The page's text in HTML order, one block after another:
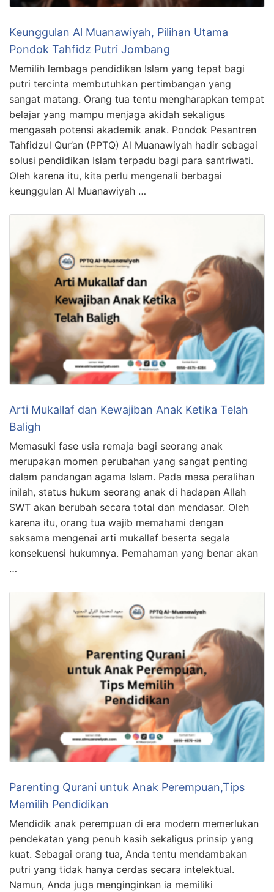
Keunggulan Al Muanawiyah, Pilihan Utama
Pondok Tahfidz Putri Jombang
Memilih lembaga pendidikan Islam yang tepat bagi
putri tercinta membutuhkan pertimbangan yang
sangat matang. Orang tua tentu mengharapkan tempat
belajar yang mampu menjaga akidah sekaligus
mengasah potensi akademik anak. Pondok Pesantren
Tahfidzul Qur’an (PPTQ) Al Muanawiyah hadir sebagai
solusi pendidikan Islam terpadu bagi para santriwati.
Oleh karena itu, kita perlu mengenali berbagai
keunggulan Al Muanawiyah …
Arti Mukallaf dan Kewajiban Anak Ketika Telah
Baligh
Memasuki fase usia remaja bagi seorang anak
merupakan momen perubahan yang sangat penting
dalam pandangan agama Islam. Pada masa peralihan
inilah, status hukum seorang anak di hadapan Allah
SWT akan berubah secara total dan mendasar. Oleh
karena itu, orang tua wajib memahami dengan
saksama mengenai arti mukallaf beserta segala
konsekuensi hukumnya. Pemahaman yang benar akan
…
Parenting Qurani untuk Anak Perempuan,Tips
Memilih Pendidikan
Mendidik anak perempuan di era modern memerlukan
pendekatan yang penuh kasih sekaligus prinsip yang
kuat. Sebagai orang tua, Anda tentu mendambakan
putri yang tidak hanya cerdas secara intelektual.
Namun, Anda juga menginginkan ia memiliki